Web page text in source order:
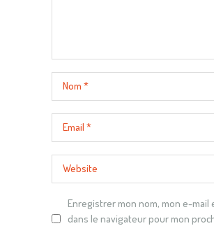
Enregistrer mon nom, mon e-mail
dans le navigateur pour mon